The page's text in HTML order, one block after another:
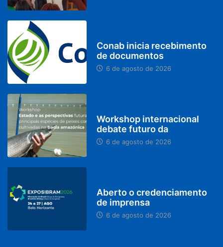
Conab inicia recebimento
de documentos
6 de agosto de 2026
Workshop internacional
debate futuro da
6 de agosto de 2026
Aberto o credenciamento
de imprensa
6 de agosto de 2026